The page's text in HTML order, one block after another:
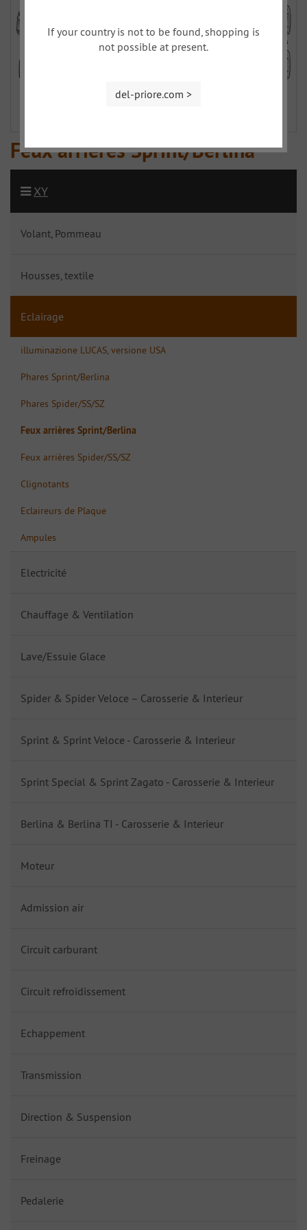
Feux arrières Sprint/Berlina
XY
Volant, Pommeau
Housses, textile
Eclairage
illuminazione LUCAS, versione USA
Phares Sprint/Berlina
Phares Spider/SS/SZ
Feux arrières Sprint/Berlina
Feux arrières Spider/SS/SZ
Clignotants
Eclaireurs de Plaque
Ampules
Electricité
Chauffage & Ventilation
Lave/Essuie Glace
Spider & Spider Veloce – Carosserie & Interieur
Sprint & Sprint Veloce - Carosserie & Interieur
Sprint Special & Sprint Zagato - Carosserie & Interieur
Berlina & Berlina TI - Carosserie & Interieur
Moteur
Admission air
Circuit carburant
Circuit refroidissement
Echappement
Transmission
Direction & Suspension
Freinage
Pedalerie
If your country is not to be found, shopping is
not possible at present.
del-priore.com >